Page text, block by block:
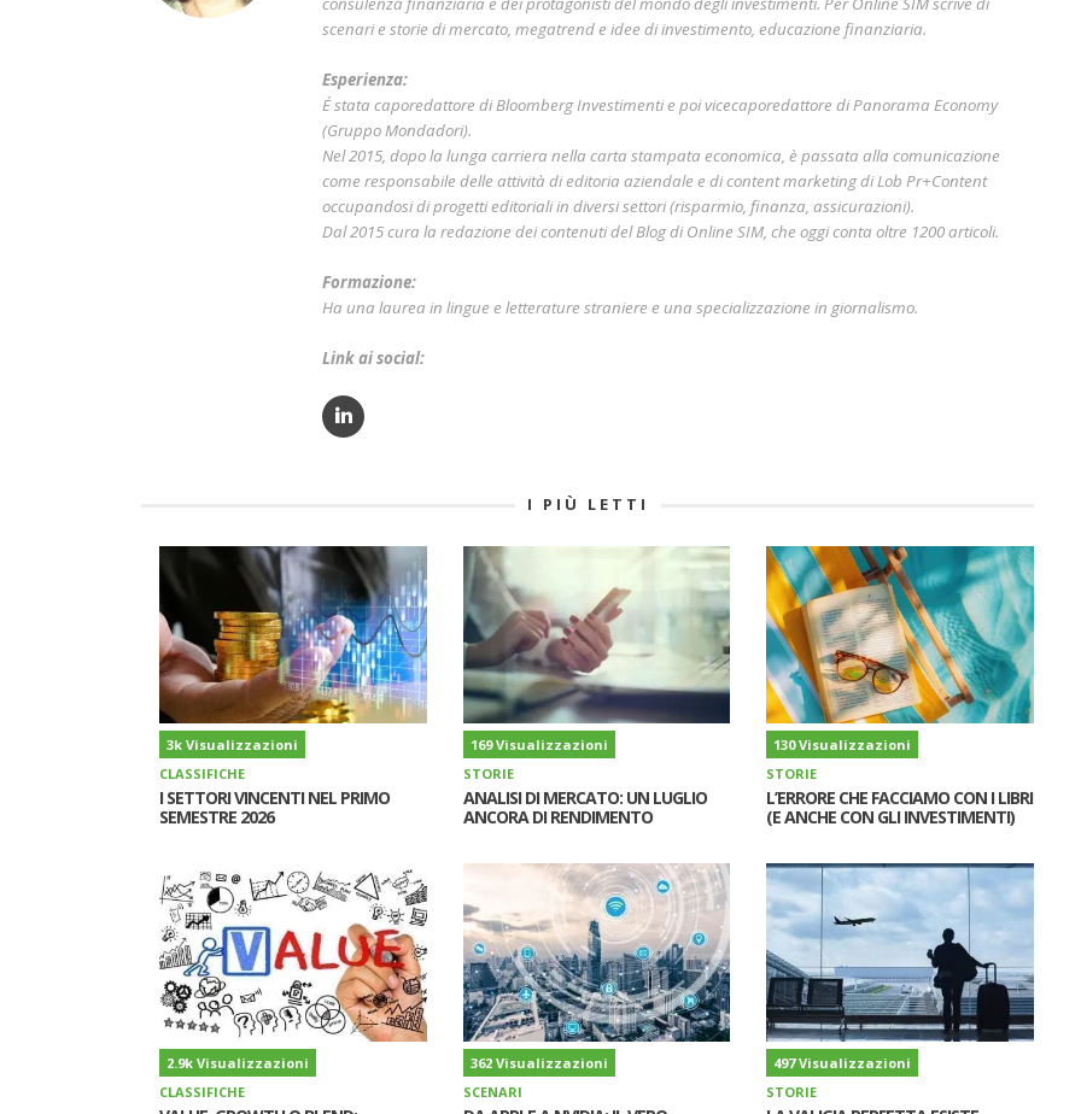
scenari e storie di mercato, megatrend e idee di investimento, educazione finanziaria.
Esperienza:
É stata caporedattore di Bloomberg Investimenti e poi vicecaporedattore di Panorama Economy
(Gruppo Mondadori).
Nel 2015, dopo la lunga carriera nella carta stampata economica, è passata alla comunicazione
come responsabile delle attività di editoria aziendale e di content marketing di Lob Pr+Content
occupandosi di progetti editoriali in diversi settori (risparmio, finanza, assicurazioni).
Dal 2015 cura la redazione dei contenuti del Blog di Online SIM, che oggi conta oltre 1200 articoli.
Formazione:
Ha una laurea in lingue e letterature straniere e una specializzazione in giornalismo.
Link ai social:
I PIÙ LETTI
3k Visualizzazioni
CLASSIFICHE
I SETTORI VINCENTI NEL PRIMO
SEMESTRE 2026
169 Visualizzazioni
STORIE
ANALISI DI MERCATO: UN LUGLIO
ANCORA DI RENDIMENTO
130 Visualizzazioni
STORIE
L’ERRORE CHE FACCIAMO CON I LIBRI
(E ANCHE CON GLI INVESTIMENTI)
2.9k Visualizzazioni
CLASSIFICHE
362 Visualizzazioni
SCENARI
497 Visualizzazioni
STORIE